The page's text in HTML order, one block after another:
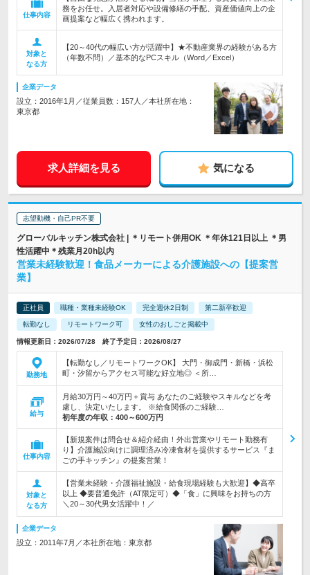
仕事内容
務をお任せ。入居者対応や設備修繕の手配、資産価値向上の企
画提案など幅広く携われます。
対象と
なる方
【20～40代の幅広い方が活躍中】★不動産業界の経験がある方
（年数不問）／基本的なPCスキル（Word／Excel）
企業データ
設立：2016年1月／従業員数：157人／本社所在地：
東京都
求人詳細を見る 気になる
志望動機・自己PR不要
グローバルキッチン株式会社 | ＊リモート併用OK ＊年休121日以上 ＊男
性活躍中＊残業月20h以内
営業未経験歓迎！食品メーカーによる介護施設への【提案営
業】
正社員 職種・業種未経験OK 完全週休2日制 第二新卒歓迎
転勤なし リモートワーク可 女性のおしごと掲載中
情報更新日：2026/07/28 終了予定日：2026/08/27
勤務地
【転勤なし／リモートワークOK】 大門・御成門・新橋・浜松
町・汐留からアクセス可能な好立地◎ ＜所…
給与
月給30万円～40万円＋賞与 あなたのご経験やスキルなどを考
慮し、決定いたします。 ※給食関係のご経験…
初年度の年収： 400～600万円
仕事内容
【新規案件は問合せ＆紹介経由！外出営業やリモート勤務有
り】介護施設向けに調理済み冷凍食材を提供するサービス『ま
ごの手キッチン』の提案営業！
対象と
なる方
【営業未経験・介護福祉施設・給食現場経験も大歓迎】◆高卒
以上 ◆要普通免許（AT限定可）◆「食」に興味をお持ちの方
＼20～30代男女活躍中！／
企業データ
設立：2011年7月／本社所在地：東京都